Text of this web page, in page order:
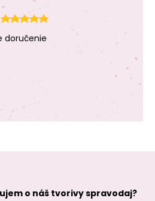
minerálu Ruženín
3mm brúsené
minerálu
doručenie
o náš tvorivy spravodaj?